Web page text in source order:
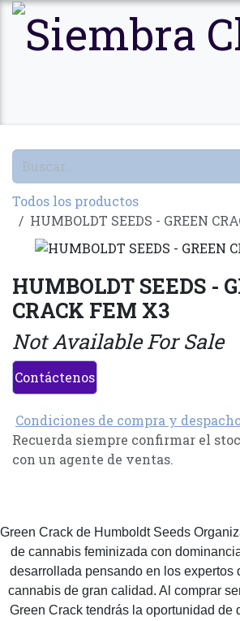
Ir al contenido
Todos los productos
HUMBOLDT SEEDS - GREEN
HUMBOLDT SEEDS -
CRACK FEM X3
Not Available For Sale
Contáctenos
Condiciones de compra y
Recuerda siempre confirmar el
con un agente de ventas.
Green Crack de Humboldt Seeds
de cannabis feminizada con
desarrollada pensando en los expertos
cannabis de gran calidad. Al comprar
Green Crack tendrás la oportunidad de